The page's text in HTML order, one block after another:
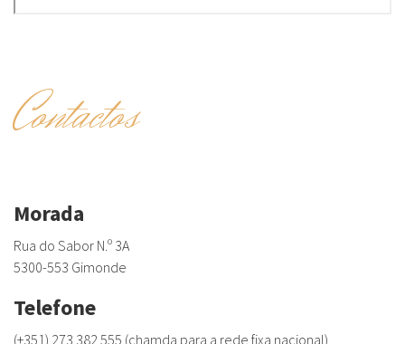
Contactos
Morada
Rua do Sabor N.º 3A
5300-553 Gimonde
Telefone
(+351) 273 382 555 (chamda para a rede fixa nacional)